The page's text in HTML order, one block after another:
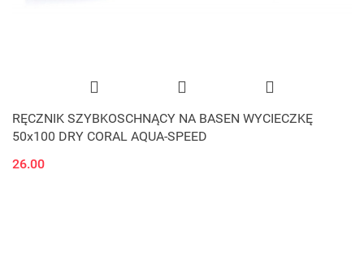
RĘCZNIK SZYBKOSCHNĄCY NA BASEN WYCIECZKĘ
50x100 DRY CORAL AQUA-SPEED
26.00